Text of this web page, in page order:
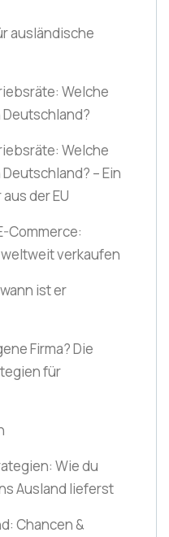
ausländische
Welche
Welche
– Ein
der EU
Commerce:
verkaufen
ist er
Firma? Die
für
Wie du
Ausland lieferst
Chancen &